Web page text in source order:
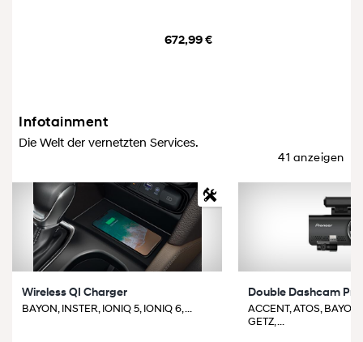
672,99 €
Infotainment
Die Welt der vernetzten Services.
41 anzeigen
Wireless QI Charger
BAYON, INSTER, IONIQ 5, IONIQ 6, ...
Double Dashcam
ACCENT, ATOS,
GETZ, ...